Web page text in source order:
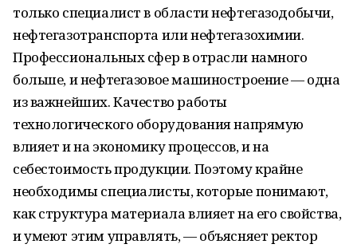
только специалист в области нефтегазодобычи,
нефтегазотранспорта или нефтегазохимии.
Профессиональных сфер в отрасли намного
больше, и нефтегазовое машиностроение — одна
из важнейших. Качество работы
технологического оборудования напрямую
влияет и на экономику процессов, и на
себестоимость продукции. Поэтому крайне
необходимы специалисты, которые понимают,
как структура материала влияет на его свойства,
и умеют этим управлять, — объясняет ректор